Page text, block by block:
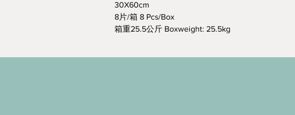
30X60cm
8片/箱 8 Pcs/Box
箱重25.5公斤 Boxweight: 25.5kg